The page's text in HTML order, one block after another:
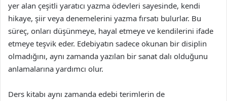
yer alan çeşitli yaratıcı yazma ödevleri sayesinde, kendi
hikaye, şiir veya denemelerini yazma fırsatı bulurlar. Bu
süreç, onları düşünmeye, hayal etmeye ve kendilerini ifade
etmeye teşvik eder. Edebiyatın sadece okunan bir disiplin
olmadığını, aynı zamanda yazılan bir sanat dalı olduğunu
anlamalarına yardımcı olur.
Ders kitabı aynı zamanda edebi terimlerin de